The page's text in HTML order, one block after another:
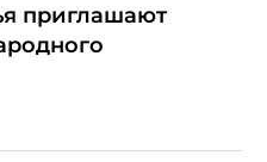
приглашают